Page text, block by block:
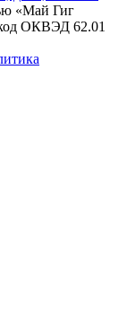
«Май Гиг
ОКВЭД 62.01